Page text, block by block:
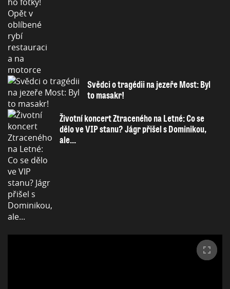
Svědci o tragédii na jezeře Most: Byl
to masakr!
Životní koncert Ztraceného na Letné: Co se
dělo ve VIP stanu? Jágr přišel s Dominikou,
ale...